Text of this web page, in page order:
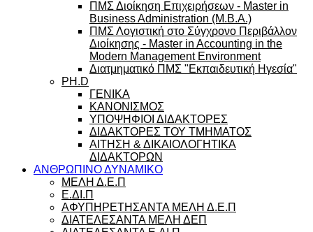
ΠΜΣ Διοίκηση Επιχειρήσεων - Master in
Business Administration (M.B.A.)
ΠΜΣ Λογιστική στο Σύγχρονο Περιβάλλον
Διοίκησης - Master in Accounting in the
Modern Management Environment
Διατμηματικό ΠΜΣ "Εκπαιδευτική Ηγεσία"
PH.D
ΓΕΝΙΚΑ
ΚΑΝΟΝΙΣΜΟΣ
ΥΠΟΨΗΦΙΟΙ ΔΙΔΑΚΤΟΡΕΣ
ΔΙΔΑΚΤΟΡΕΣ ΤΟΥ ΤΜΗΜΑΤΟΣ
ΑΙΤΗΣΗ & ΔΙΚΑΙΟΛΟΓΗΤΙΚΑ
ΔΙΔΑΚΤΟΡΩΝ
ΑΝΘΡΩΠΙΝΟ ΔΥΝΑΜΙΚΟ
ΜΕΛΗ Δ.Ε.Π
Ε.ΔΙ.Π
ΑΦΥΠΗΡΕΤΗΣΑΝΤΑ ΜΕΛΗ Δ.Ε.Π
ΔΙΑΤΕΛΕΣΑΝΤΑ ΜΕΛΗ ΔΕΠ